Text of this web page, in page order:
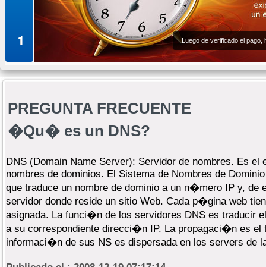
1 Luego de verificado el pago,
PREGUNTA FRECUENTE
�Qu� es un DNS?
DNS (Domain Name Server): Servidor de nombres. Es el
nombres de dominios. El Sistema de Nombres de
que traduce un nombre de dominio a un n�mero IP y, de
servidor donde reside un sitio Web. Cada p�gina web
asignada. La funci�n de los servidores DNS es traducir
a su correspondiente direcci�n IP. La propagaci�n es el
informaci�n de sus NS es dispersada en los servers de